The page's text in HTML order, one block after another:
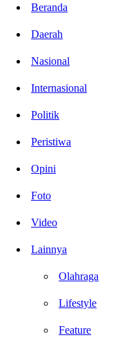
Beranda
Daerah
Nasional
Internasional
Politik
Peristiwa
Opini
Foto
Video
Lainnya
Olahraga
Lifestyle
Feature